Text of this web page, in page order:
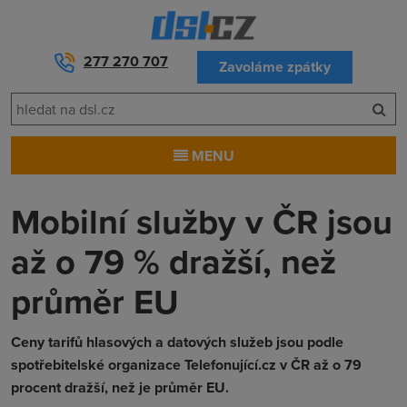
277 270 707 Zavoláme zpátky
MENU
Mobilní služby v ČR jsou
až o 79 % dražší, než
průměr EU
Ceny tarifů hlasových a datových služeb jsou podle
spotřebitelské organizace Telefonující.cz v ČR až o 79
procent dražší, než je průměr EU.